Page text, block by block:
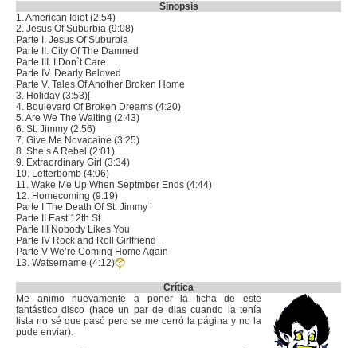
Sinopsis
1. American Idiot (2:54)
2. Jesus Of Suburbia (9:08)
Parte I. Jesus Of Suburbia
Parte II. City Of The Damned
Parte III. I Don`t Care
Parte IV. Dearly Beloved
Parte V. Tales Of Another Broken Home
3. Holiday (3:53)[
4. Boulevard Of Broken Dreams (4:20)
5. Are We The Waiting (2:43)
6. St. Jimmy (2:56)
7. Give Me Novacaine (3:25)
8. She’s A Rebel (2:01)
9. Extraordinary Girl (3:34)
10. Letterbomb (4:06)
11. Wake Me Up When Septmber Ends (4:44)
12. Homecoming (9:19)
Parte I The Death Of St. Jimmy ’
Parte II East 12th St.
Parte III Nobody Likes You
Parte IV Rock and Roll Girlfriend
Parte V We’re Coming Home Again
13. Watsername (4:12)
Crítica
Me animo nuevamente a poner la ficha de este
fantástico disco (hace un par de dias cuando la tenía
lista no sé que pasó pero se me cerró la página y no la
pude enviar).